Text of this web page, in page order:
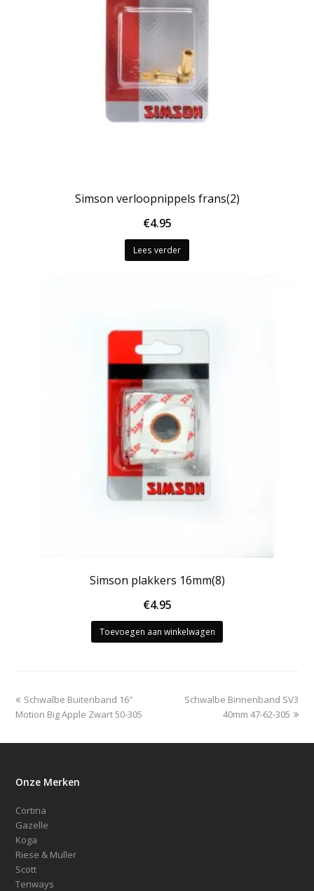
Simson verloopnippels frans(2)
€4.95
Lees verder
Simson plakkers 16mm(8)
€4.95
Toevoegen aan winkelwagen
previous
post:
Schwalbe Buitenband 16″
Motion Big Apple Zwart 50-305
next
Schwalbe Binnenband SV3
40mm 47-62-305
Onze Merken
Cortina
Gazelle
Koga
Riese & Muller
Scott
Tenways